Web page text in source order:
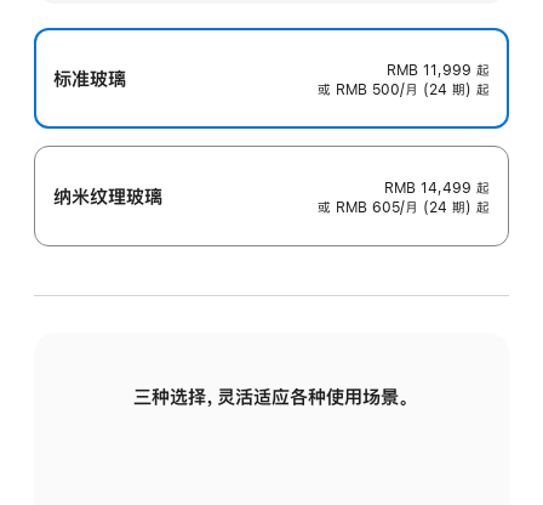
标准玻璃 RMB 11,999 起
或 RMB 500/月 (24 期) 起
纳米纹理玻璃 RMB 14,499 起
或 RMB 605/月 (24 期) 起
三种选择，灵活适应各种使用场景。